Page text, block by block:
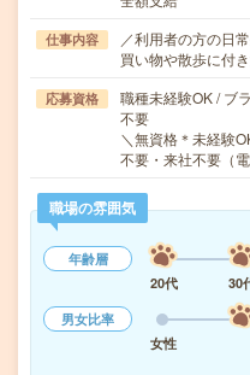
仕事内容
／利用者の方の日
買い物や散歩に付
応募資格
職種未経験OK / ブ
不要
＼無資格＊未経験
不要・来社不要（
職場の雰囲気
年齢層
20代
30
男女比率
女性